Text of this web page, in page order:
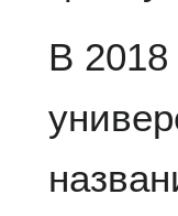
В 2018